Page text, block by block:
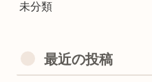
未分類
最近の投稿